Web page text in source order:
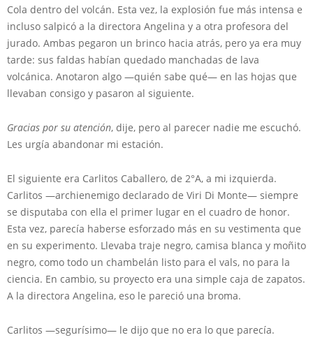
Cola dentro del volcán. Esta vez, la explosión fue más intensa e
incluso salpicó a la directora Angelina y a otra profesora del
jurado. Ambas pegaron un brinco hacia atrás, pero ya era muy
tarde: sus faldas habían quedado manchadas de lava
volcánica. Anotaron algo —quién sabe qué— en las hojas que
llevaban consigo y pasaron al siguiente.
Gracias por su atención, dije, pero al parecer nadie me escuchó.
Les urgía abandonar mi estación.
El siguiente era Carlitos Caballero, de 2°A, a mi izquierda.
Carlitos —archienemigo declarado de Viri Di Monte— siempre
se disputaba con ella el primer lugar en el cuadro de honor.
Esta vez, parecía haberse esforzado más en su vestimenta que
en su experimento. Llevaba traje negro, camisa blanca y moñito
negro, como todo un chambelán listo para el vals, no para la
ciencia. En cambio, su proyecto era una simple caja de zapatos.
A la directora Angelina, eso le pareció una broma.
Carlitos —segurísimo— le dijo que no era lo que parecía.